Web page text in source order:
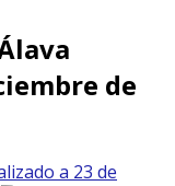
de
a 23 de